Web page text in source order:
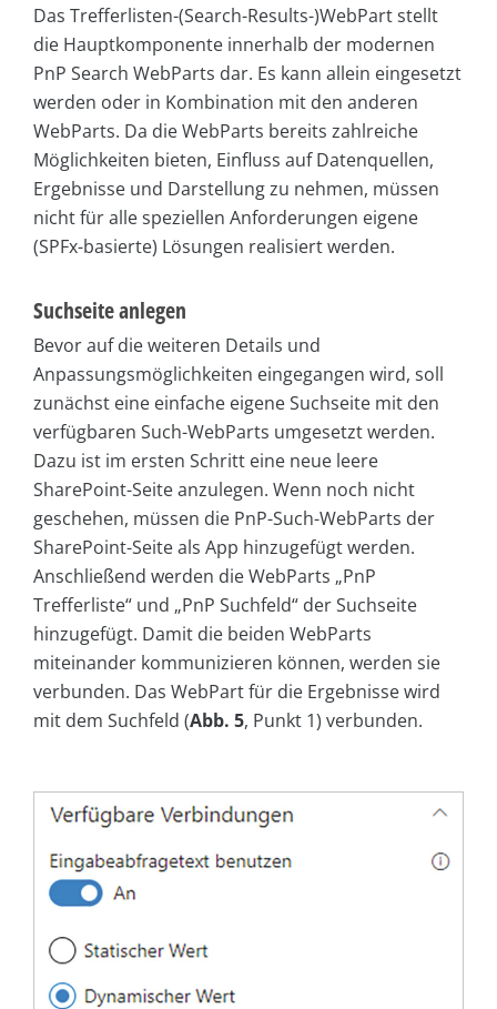
Das Trefferlisten-(Search-Results-)WebPart stellt
die Hauptkomponente innerhalb der modernen
PnP Search WebParts dar. Es kann allein eingesetzt
werden oder in Kombination mit den anderen
WebParts. Da die WebParts bereits zahlreiche
Möglichkeiten bieten, Einfluss auf Datenquellen,
Ergebnisse und Darstellung zu nehmen, müssen
nicht für alle speziellen Anforderungen eigene
(SPFx-basierte) Lösungen realisiert werden.
Suchseite anlegen
Bevor auf die weiteren Details und
Anpassungsmöglichkeiten eingegangen wird, soll
zunächst eine einfache eigene Suchseite mit den
verfügbaren Such-WebParts umgesetzt werden.
Dazu ist im ersten Schritt eine neue leere
SharePoint-Seite anzulegen. Wenn noch nicht
geschehen, müssen die PnP-Such-WebParts der
SharePoint-Seite als App hinzugefügt werden.
Anschließend werden die WebParts „PnP
Trefferliste“ und „PnP Suchfeld“ der Suchseite
hinzugefügt. Damit die beiden WebParts
miteinander kommunizieren können, werden sie
verbunden. Das WebPart für die Ergebnisse wird
mit dem Suchfeld (Abb. 5, Punkt 1) verbunden.